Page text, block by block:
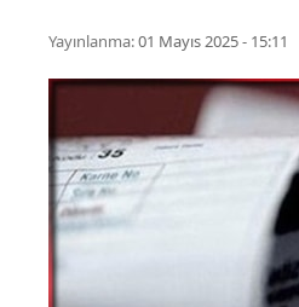
Yayınlanma:01 Mayıs 2025 - 15:11